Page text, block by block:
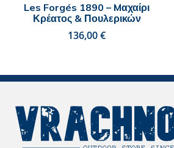
Les Forgés 1890 – Mαχαίρι
Κρέατος & Πουλερικών
€